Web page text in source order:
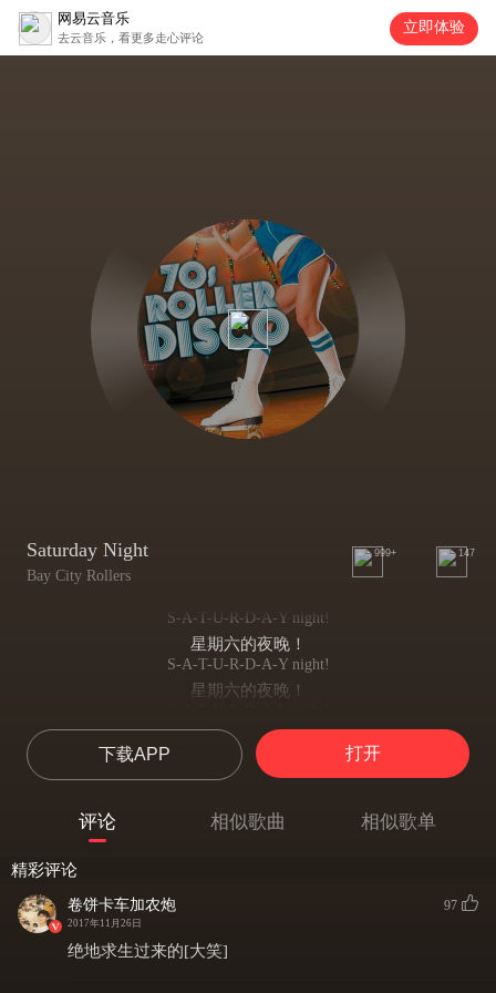
网易云音乐
去云音乐，看更多走心评论
立即体验
Saturday Night
Bay City Rollers
999+ 147
S-A-T-U-R-D-A-Y night!
星期六的夜晚！
S-A-T-U-R-D-A-Y night!
星期六的夜晚！
星期六的夜晚！
S-A-T-U-R-D-A-Y night!
星期六的夜晚！
准备好跳舞和摇滚！
Dancin' to the rhythm in our heart and soul
将跳舞的节奏带进我们的心和灵魂中
On Saturday Night, Saturday night
下载APP 打开
评论 相似歌曲 相似歌单
精彩评论
卷饼卡车加农炮
2017年11月26日
97
绝地求生过来的[大笑]